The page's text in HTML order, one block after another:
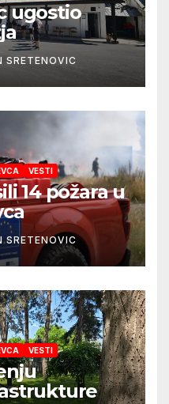
ugostio
SRETENOVIC
VESTI
14 požara u
SRETENOVIC
VESTI